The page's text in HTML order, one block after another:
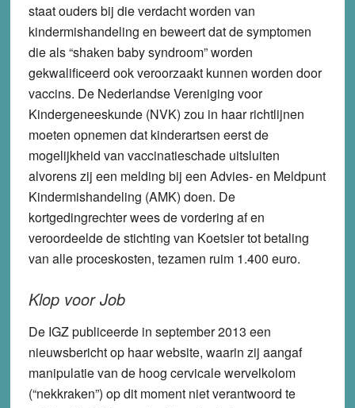
staat ouders bij die verdacht worden van
kindermishandeling en beweert dat de symptomen
die als “shaken baby syndroom” worden
gekwalificeerd ook veroorzaakt kunnen worden door
vaccins. De Nederlandse Vereniging voor
Kindergeneeskunde (NVK) zou in haar richtlijnen
moeten opnemen dat kinderartsen eerst de
mogelijkheid van vaccinatieschade uitsluiten
alvorens zij een melding bij een Advies- en Meldpunt
Kindermishandeling (AMK) doen. De
kortgedingrechter wees de vordering af en
veroordeelde de stichting van Koetsier tot betaling
van alle proceskosten, tezamen ruim 1.400 euro.
Klop voor Job
De IGZ publiceerde in september 2013 een
nieuwsbericht op haar website, waarin zij aangaf
manipulatie van de hoog cervicale wervelkolom
(“nekkraken”) op dit moment niet verantwoord te